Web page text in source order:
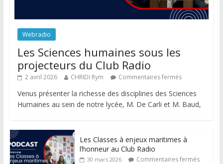
Webradio
Les Sciences humaines sous les
projecteurs du Club Radio
2 avril 2026 CHRIDI Rym Commentaires fermés
Venus présenter la richesse des disciplines des Sciences
Humaines au sein de notre lycée, M. De Carli et M. Baud,
Les Classes à enjeux maritimes à
l’honneur au Club Radio
30 mars 2026 Commentaires fermés